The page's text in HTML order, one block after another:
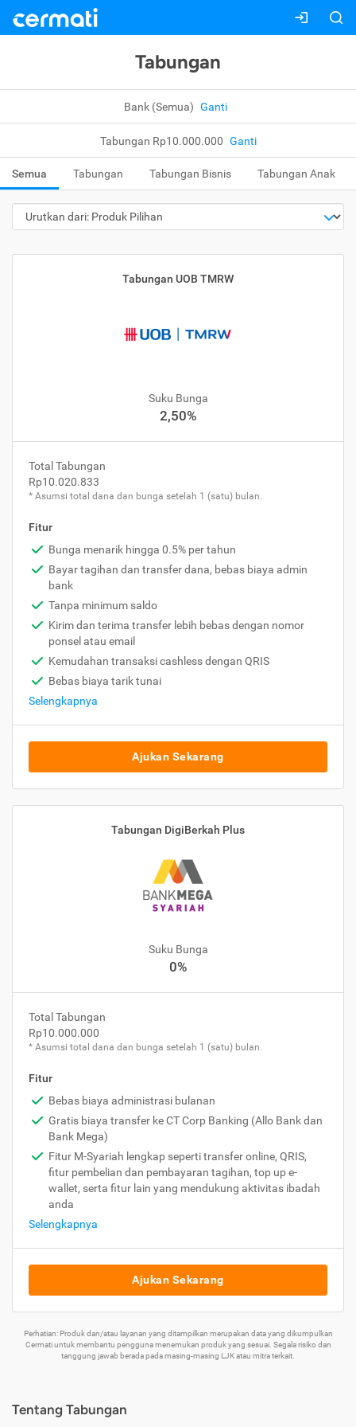
Tabungan
Bank (Semua) Ganti
Tabungan Rp10.000.000 Ganti
Semua Tabungan Tabungan Bisnis Tabungan Anak
Tabungan UOB TMRW
Suku Bunga
2,50%
Total Tabungan
Rp10.020.833
* Asumsi total dana dan bunga setelah 1 (satu) bulan.
Fitur
Bunga menarik hingga 0.5% per tahun
Bayar tagihan dan transfer dana, bebas biaya admin
bank
Tanpa minimum saldo
Kirim dan terima transfer lebih bebas dengan nomor
ponsel atau email
Kemudahan transaksi cashless dengan QRIS
Bebas biaya tarik tunai
Selengkapnya
Ajukan Sekarang
Tabungan DigiBerkah Plus
Suku Bunga
0%
Total Tabungan
Rp10.000.000
* Asumsi total dana dan bunga setelah 1 (satu) bulan.
Fitur
Bebas biaya administrasi bulanan
Gratis biaya transfer ke CT Corp Banking (Allo Bank dan
Bank Mega)
Fitur M-Syariah lengkap seperti transfer online, QRIS,
fitur pembelian dan pembayaran tagihan, top up e-
wallet, serta fitur lain yang mendukung aktivitas ibadah
anda
Selengkapnya
Ajukan Sekarang
Perhatian: Produk dan/atau layanan yang ditampilkan merupakan data yang dikumpulkan
Cermati untuk membantu pengguna menemukan produk yang sesuai. Segala risiko dan
tanggung jawab berada pada masing-masing LJK atau mitra terkait.
Tentang Tabungan